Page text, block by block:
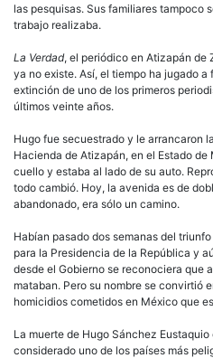
las pesquisas. Sus familiares tampoco
trabajo realizaba.
La Verdad, el periódico en Atizapán de
ya no existe. Así, el tiempo ha jugado
extinción de uno de los primeros
últimos veinte años.
Hugo fue secuestrado y le arrancaron
Hacienda de Atizapán, en el Estado
cuello y estaba al lado de su auto.
todo cambió. Hoy, la avenida es de
abandonado, era sólo un camino.
Habían pasado dos semanas del
para la Presidencia de la República y
desde el Gobierno se reconociera que
mataban. Pero su nombre se convirtió
homicidios cometidos en México que
La muerte de Hugo Sánchez
considerado uno de los países más